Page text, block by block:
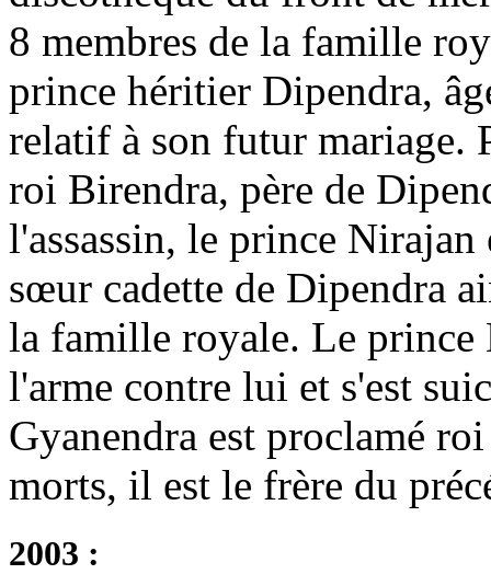
8 membres de la famille
prince héritier Dipendra,
relatif à son futur mariage.
roi Birendra, père de
l'assassin, le prince
sœur cadette de Dipendra
la famille royale. Le prince
l'arme contre lui et s'est
Gyanendra est proclamé
morts, il est le frère du
2003 :